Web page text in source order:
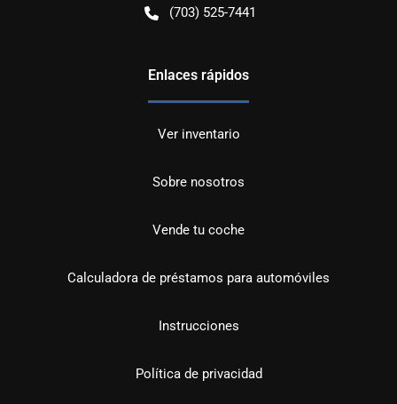
(703) 525-7441
Enlaces rápidos
Ver inventario
Sobre nosotros
Vende tu coche
Calculadora de préstamos para automóviles
Instrucciones
Política de privacidad